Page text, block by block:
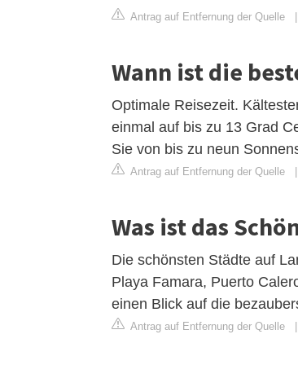
Antrag auf Entfernung der Quelle
Wann ist die
Optimale Reisezeit.
einmal auf bis zu 13 Grad
Sie von bis zu neun
Antrag auf Entfernung der Quelle
Was ist das
Die schönsten Städte auf
Playa Famara, Puerto
einen Blick auf die
Antrag auf Entfernung der Quelle